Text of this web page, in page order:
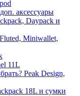
аксессуары
Daypack и
Miniwallet,
11L
Peak Design,
18L и сумки